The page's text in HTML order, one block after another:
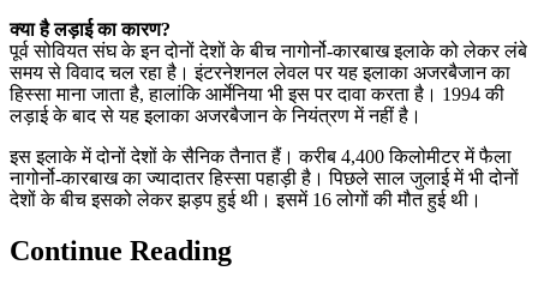
क्या है लड़ाई का कारण?
पूर्व सोवियत संघ के इन दोनों देशों के बीच नागोर्नो-कारबाख इलाके को लेकर लंबे
समय से विवाद चल रहा है। इंटरनेशनल लेवल पर यह इलाका अजरबैजान का
हिस्सा माना जाता है, हालांकि आर्मेनिया भी इस पर दावा करता है। 1994 की
लड़ाई के बाद से यह इलाका अजरबैजान के नियंत्रण में नहीं है।
इस इलाके में दोनों देशों के सैनिक तैनात हैं। करीब 4,400 किलोमीटर में फैला
नागोर्नो-कारबाख का ज्यादातर हिस्सा पहाड़ी है। पिछले साल जुलाई में भी दोनों
देशों के बीच इसको लेकर झड़प हुई थी। इसमें 16 लोगों की मौत हुई थी।
Continue Reading